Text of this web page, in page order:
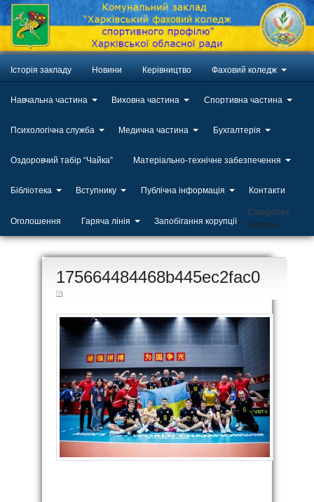
Історія закладу Новини Керівництво Фаховий коледж
Навчальна частина Виховна частина Спортивна частина
Психологічна служба Медична частина Бухгалтерія
Оздоровчий табір “Чайка” Матеріально-технічне забезпечення
Бібліотека Вступнику Публічна інформація Контакти
Оголошення Гаряча лінія Запобігання корупції
Categories
Новини
20
175664484468b445ec2fac0